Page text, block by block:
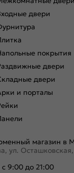
двери
покрытия
двери
двери
и порталы
магазин в
ул.
с 9:00 до 21:00